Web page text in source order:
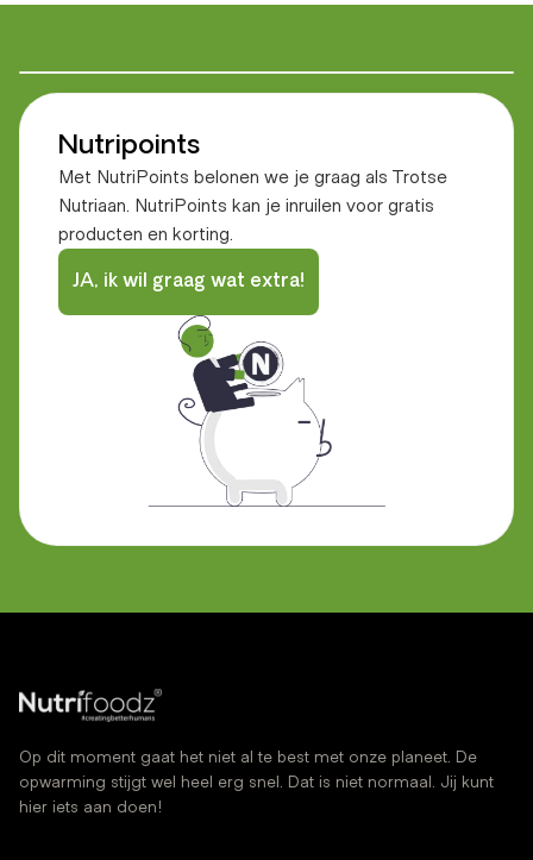
Nutripoints
Met NutriPoints belonen we je graag als Trotse
Nutriaan. NutriPoints kan je inruilen voor gratis
producten en korting.
JA, ik wil graag wat extra!
Op dit moment gaat het niet al te best met onze planeet. De
opwarming stijgt wel heel erg snel. Dat is niet normaal. Jij kunt
hier iets aan doen!